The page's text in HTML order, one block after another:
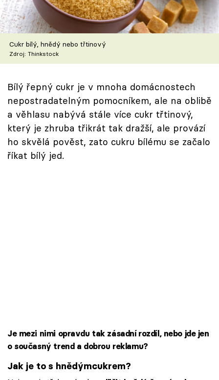
Škola vaření
Recepty z TV
Speciál: Cuketa
Těhotnej kuchař
Sledujte prima+
Přihlášení
Cukr bílý, hnědý nebo třtinový
Zdroj: Thinkstock
Bílý řepný cukr je v mnoha domácnostech
nepostradatelným pomocníkem, ale na oblibě
a věhlasu nabývá stále více cukr třtinový,
který je zhruba třikrát tak dražší, ale provází
ho skvělá pověst, zato cukru bílému se začalo
říkat bílý jed.
Je mezi nimi opravdu tak zásadní rozdíl, nebo jde jen
o současný trend a dobrou reklamu?
Jak je to s hnědýmcukrem?